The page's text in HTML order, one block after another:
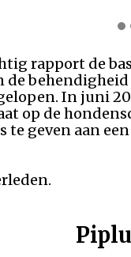
rapport de
de
In juni
op de
te geven aan